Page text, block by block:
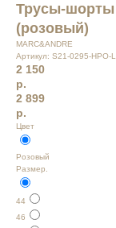
Трусы-шорты
(розовый)
MARC&ANDRE
Артикул: S21-0295-HPO-
2 150
р.
2 899
р.
Цвет
Розовый
Размер.
44
46